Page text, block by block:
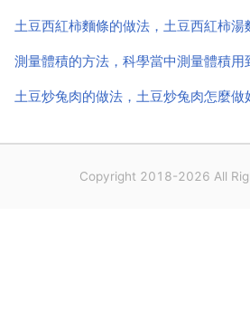
土豆西紅柿麵條的做法，土豆西紅柿湯
測量體積的方法，科學當中測量體積用
土豆炒兔肉的做法，土豆炒兔肉怎麼做
Copyright 2018-2026 All